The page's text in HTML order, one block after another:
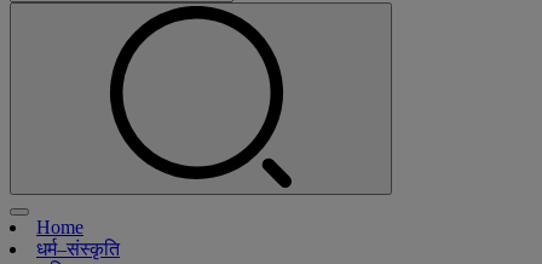
Home
धर्म–संस्कृति